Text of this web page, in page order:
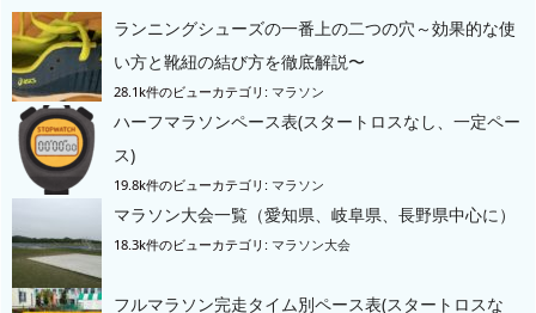
ランニングシューズの一番上の二つの穴～効果的な使
い方と靴紐の結び方を徹底解説〜
28.1k件のビューカテゴリ: マラソン
ハーフマラソンペース表(スタートロスなし、一定ペー
ス)
19.8k件のビューカテゴリ: マラソン
マラソン大会一覧（愛知県、岐阜県、長野県中心に）
18.3k件のビューカテゴリ: マラソン大会
フルマラソン完走タイム別ペース表(スタートロスな